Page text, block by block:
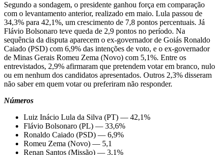
Segundo a sondagem, o presidente ganhou força em comparação
com o levantamento anterior, realizado em maio. Lula passou de
34,3% para 42,1%, um crescimento de 7,8 pontos percentuais. Já
Flávio Bolsonaro teve queda de 2,9 pontos no período. Na
sequência da disputa aparecem o ex-governador de Goiás Ronaldo
Caiado (PSD) com 6,9% das intenções de voto, e o ex-governador
de Minas Gerais Romeu Zema (Novo) com 5,1%. Entre os
entrevistados, 2,9% afirmaram que pretendem votar em branco, nulo
ou em nenhum dos candidatos apresentados. Outros 2,3% disseram
não saber em quem votar ou preferiram não responder.
Números
Luiz Inácio Lula da Silva (PT) — 42,1%
Flávio Bolsonaro (PL) — 33,6%
Ronaldo Caiado (PSD) — 6,9%
Romeu Zema (Novo) — 5,1
Renan Santos (Missão) — 3,1%